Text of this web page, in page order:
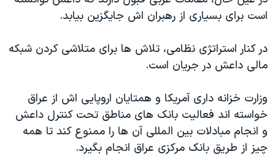
است برای بسیاری از رهبران اش جایگزین بیابد.
در کنار استراتژی نظامی، تلاش ها برای متلاشی کردن شبکه
مالی داعش در جریان است.
وزارت خزانه داری آمریکا و همتایان اروپایی اش از عراق
خواسته اند فعالیت بانک های مناطق تحت کنترل داعش
و انجام مبادلات بین المللی آن ها را ممنوع کند تا همه
چیز از طریق بانک مرکزی عراق انجام بگیرد.